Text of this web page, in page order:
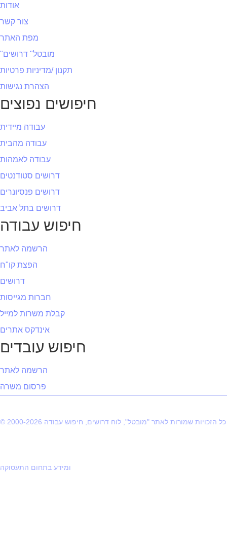
אודות
צור קשר
מפת האתר
"מובטל" דרושים
תקנון /מדיניות פרטיות
הצהרת נגישות
חיפושים נפוצים
עבודה מיידית
עבודה מהבית
עבודה לאמהות
דרושים סטודנטים
דרושים פנסיונרים
דרושים בתל אביב
חיפוש עבודה
הרשמה לאתר
הפצת קו"ח
דרושים
חברות מגייסות
קבלת משרות למייל
אינדקס אתרים
חיפוש עובדים
הרשמה לאתר
פרסום משרה
© 2000-2026 כל הזכויות שמורות לאתר "מובטל", לוח דרושים, חיפוש עבודה
ומידע בתחום התעסוקה